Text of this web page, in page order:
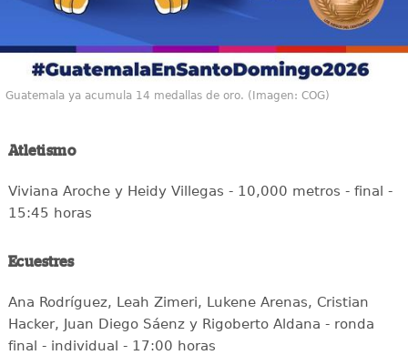
Guatemala ya acumula 14 medallas de oro. (Imagen: COG)
Atletismo
Viviana Aroche y Heidy Villegas - 10,000 metros - final -
15:45 horas
Ecuestres
Ana Rodríguez, Leah Zimeri, Lukene Arenas, Cristian
Hacker, Juan Diego Sáenz y Rigoberto Aldana - ronda
final - individual - 17:00 horas